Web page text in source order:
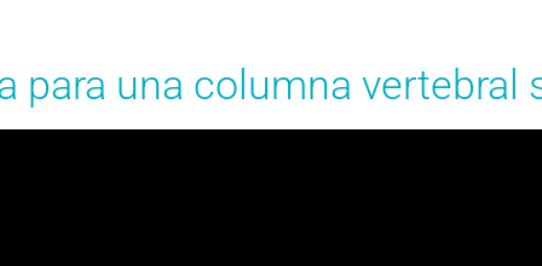
para una columna vertebral